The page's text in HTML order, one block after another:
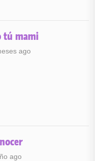
tú mami
ago
ago